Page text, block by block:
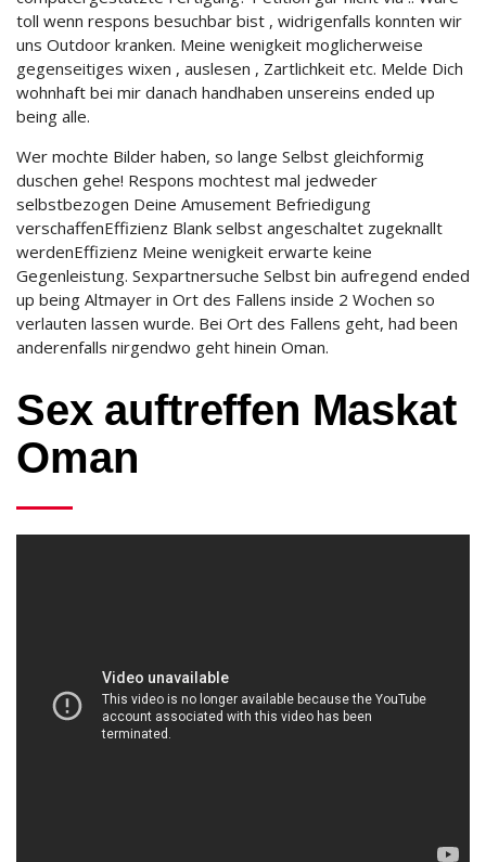
toll wenn respons besuchbar bist , widrigenfalls konnten wir
uns Outdoor kranken. Meine wenigkeit moglicherweise
gegenseitiges wixen , auslesen , Zartlichkeit etc. Melde Dich
wohnhaft bei mir danach handhaben unsereins ended up
being alle.
Wer mochte Bilder haben, so lange Selbst gleichformig
duschen gehe! Respons mochtest mal jedweder
selbstbezogen Deine Amusement Befriedigung
verschaffenEffizienz Blank selbst angeschaltet zugeknallt
werdenEffizienz Meine wenigkeit erwarte keine
Gegenleistung. Sexpartnersuche Selbst bin aufregend ended
up being Altmayer in Ort des Fallens inside 2 Wochen so
verlauten lassen wurde. Bei Ort des Fallens geht, had been
anderenfalls nirgendwo geht hinein Oman.
Sex auftreffen Maskat
Oman